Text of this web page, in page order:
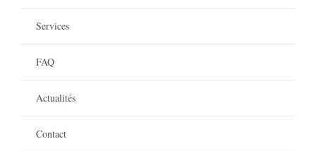
Services
FAQ
Actualités
Contact